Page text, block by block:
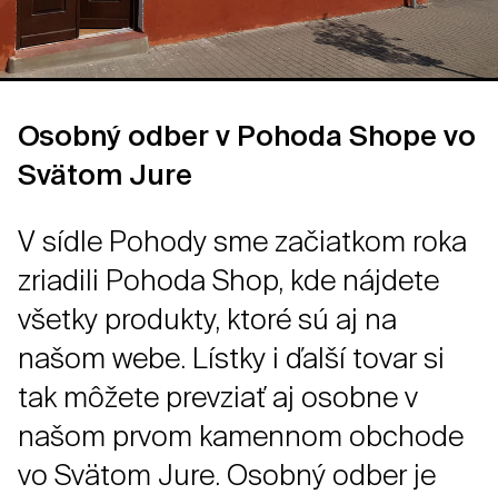
Osobný odber v Pohoda Shope vo
Svätom Jure
V sídle Pohody sme začiatkom roka
zriadili Pohoda Shop, kde nájdete
všetky produkty, ktoré sú aj na
našom webe. Lístky i ďalší tovar si
tak môžete prevziať aj osobne v
našom prvom kamennom obchode
vo Svätom Jure. Osobný odber je